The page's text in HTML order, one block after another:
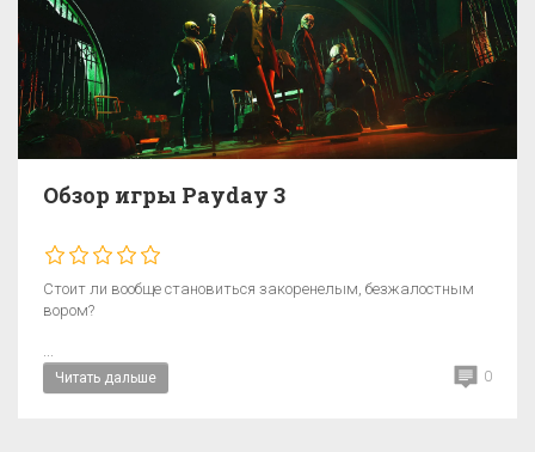
Обзор игры Payday 3
Стоит ли вообще становиться закоренелым, безжалостным
вором?
...
Читать дальше 0